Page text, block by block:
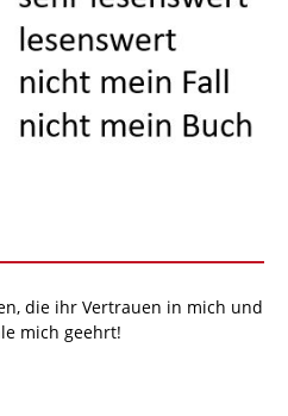
die ihr Vertrauen in mich und
mich geehrt!